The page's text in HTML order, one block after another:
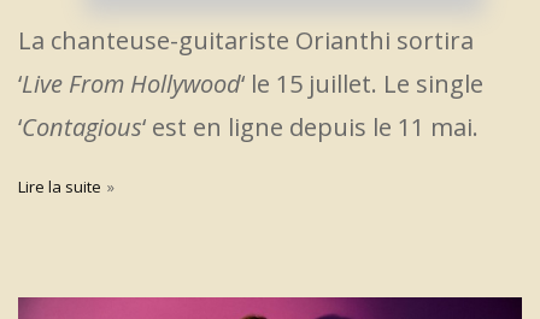
La chanteuse-guitariste Orianthi sortira
‘Live From Hollywood‘ le 15 juillet. Le single
‘Contagious‘ est en ligne depuis le 11 mai.
Lire la suite